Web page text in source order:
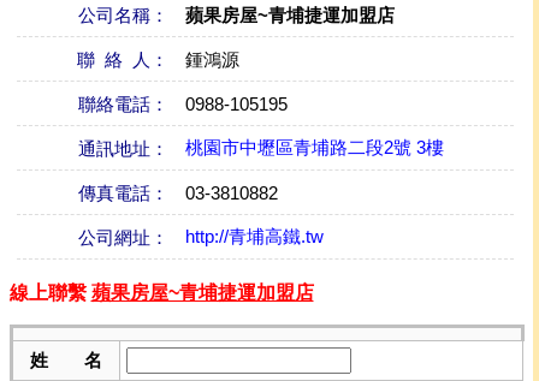
公司名稱： 蘋果房屋~青埔捷運加盟店
聯 絡 人： 鍾鴻源
聯絡電話： 0988-105195
通訊地址： 桃園市中壢區青埔路二段2號 3樓
傳真電話： 03-3810882
公司網址： http://青埔高鐵.tw
線上聯繫 蘋果房屋~青埔捷運加盟店
姓 名